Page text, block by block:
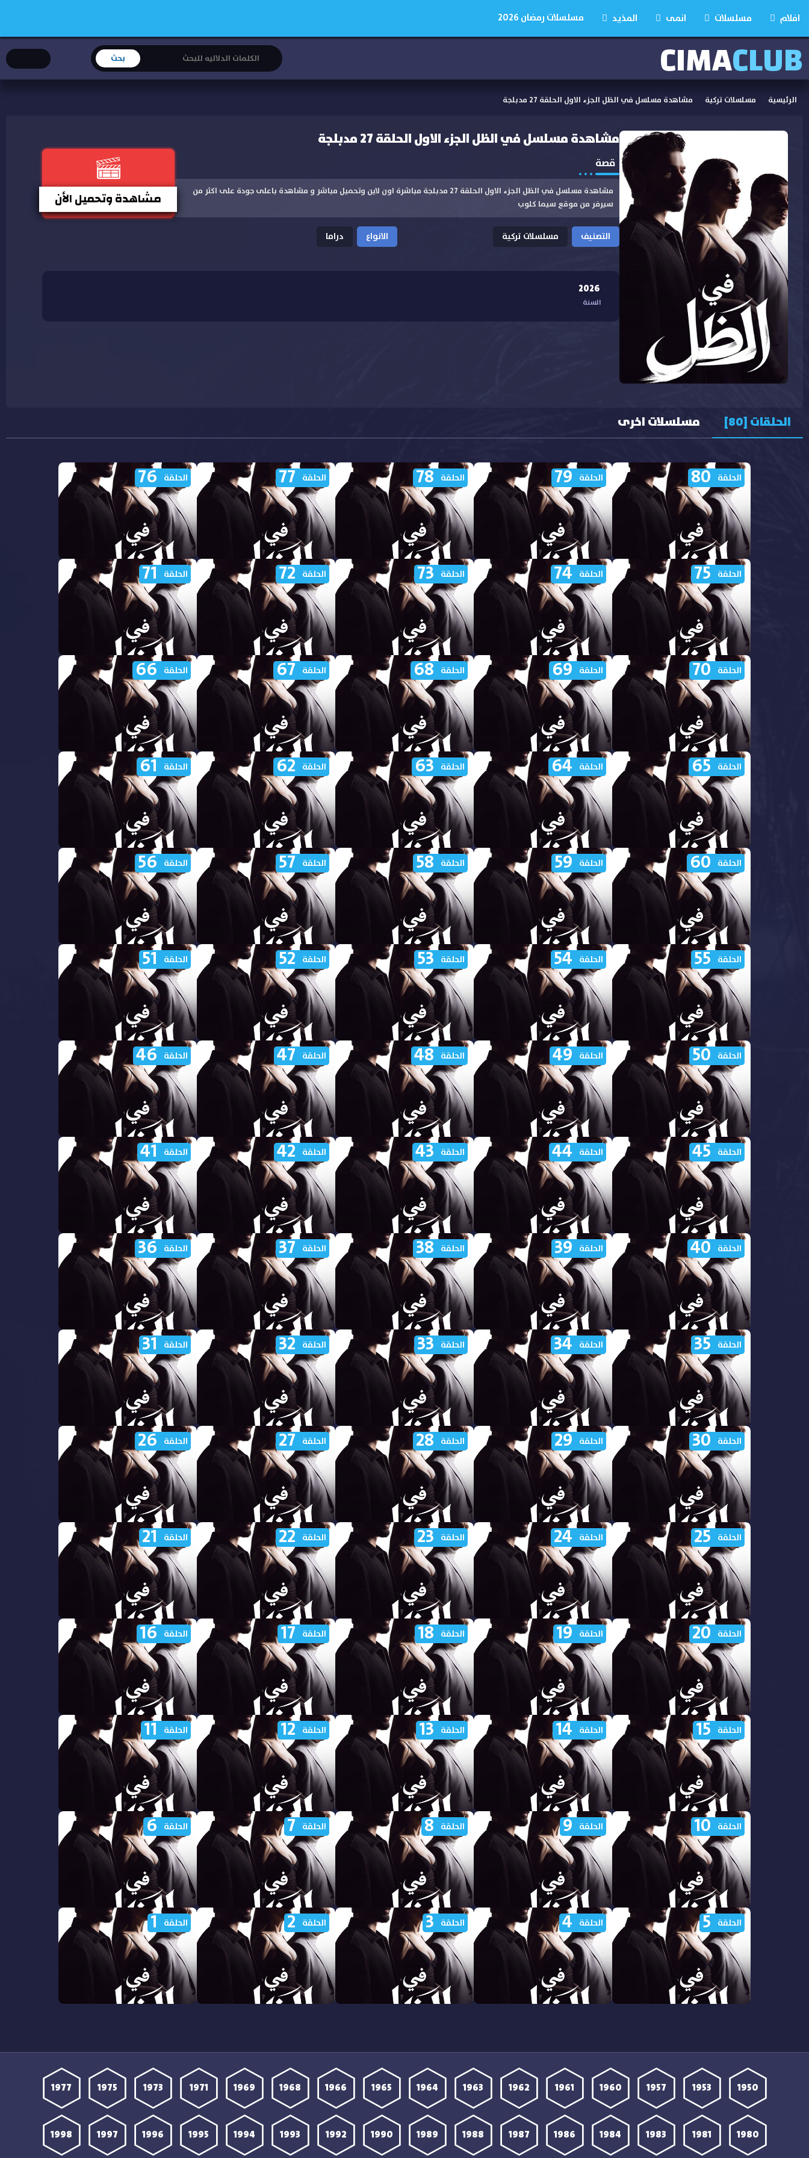
افلام مسلسلات انمى المذيد مسلسلات رمضان 2026
CIMACLUB
الرئيسية مسلسلات تركية مشاهدة مسلسل في الظل الجزء الاول الحلقة 27 مدبلجة
مشاهدة مسلسل في الظل الجزء الاول الحلقة 27 مدبلجة
قصة
مشاهدة مسلسل في الظل الجزء الاول الحلقة 27 مدبلجة مباشرة اون لاين وتحميل مباشر و مشاهدة باعلى جودة على اكثر من
سيرفر من موقع سيما كلوب
التصنيف مسلسلات تركية الانواع دراما
مشاهدة وتحميل الأن
2026
السنة
الحلقات [80] مسلسلات اخرى
مشاهدة مسلسل في الظل الجزء
الاول الحلقة 80 مدبلجة
الحلقة 80
مشاهدة مسلسل في الظل الجزء
الاول الحلقة 79 مدبلجة
الحلقة 79
مشاهدة مسلسل في الظل الجزء
الاول الحلقة 78 مدبلجة
الحلقة 78
مشاهدة مسلسل في الظل الجزء
الاول الحلقة 77 مدبلجة
الحلقة 77
مشاهدة مسلسل في الظل الجزء
الاول الحلقة 76 مدبلجة
الحلقة 76
مشاهدة مسلسل في الظل الجزء
الاول الحلقة 75 مدبلجة
الحلقة 75
مشاهدة مسلسل في الظل الجزء
الاول الحلقة 74 مدبلجة
الحلقة 74
مشاهدة مسلسل في الظل الجزء
الاول الحلقة 73 مدبلجة
الحلقة 73
مشاهدة مسلسل في الظل الجزء
الاول الحلقة 72 مدبلجة
الحلقة 72
مشاهدة مسلسل في الظل الجزء
الاول الحلقة 71 مدبلجة
الحلقة 71
مشاهدة مسلسل في الظل الجزء
الاول الحلقة 70 مدبلجة
الحلقة 70
مشاهدة مسلسل في الظل الجزء
الاول الحلقة 69 مدبلجة
الحلقة 69
مشاهدة مسلسل في الظل الجزء
الاول الحلقة 68 مدبلجة
الحلقة 68
مشاهدة مسلسل في الظل الجزء
الاول الحلقة 67 مدبلجة
الحلقة 67
مشاهدة مسلسل في الظل الجزء
الاول الحلقة 66 مدبلجة
الحلقة 66
مشاهدة مسلسل في الظل الجزء
الاول الحلقة 65 مدبلجة
الحلقة 65
مشاهدة مسلسل في الظل الجزء
الاول الحلقة 64 مدبلجة
الحلقة 64
مشاهدة مسلسل في الظل الجزء
الاول الحلقة 63 مدبلجة
الحلقة 63
مشاهدة مسلسل في الظل الجزء
الاول الحلقة 62 مدبلجة
الحلقة 62
مشاهدة مسلسل في الظل الجزء
الاول الحلقة 61 مدبلجة
الحلقة 61
مشاهدة مسلسل في الظل الجزء
الاول الحلقة 60 مدبلجة
الحلقة 60
مشاهدة مسلسل في الظل الجزء
الاول الحلقة 59 مدبلجة
الحلقة 59
مشاهدة مسلسل في الظل الجزء
الاول الحلقة 58 مدبلجة
الحلقة 58
مشاهدة مسلسل في الظل الجزء
الاول الحلقة 57 مدبلجة
الحلقة 57
مشاهدة مسلسل في الظل الجزء
الاول الحلقة 56 مدبلجة
الحلقة 56
مشاهدة مسلسل في الظل الجزء
الاول الحلقة 55 مدبلجة
الحلقة 55
مشاهدة مسلسل في الظل الجزء
الاول الحلقة 54 مدبلجة
الحلقة 54
مشاهدة مسلسل في الظل الجزء
الاول الحلقة 53 مدبلجة
الحلقة 53
مشاهدة مسلسل في الظل الجزء
الاول الحلقة 52 مدبلجة
الحلقة 52
مشاهدة مسلسل في الظل الجزء
الاول الحلقة 51 مدبلجة
الحلقة 51
مشاهدة مسلسل في الظل الجزء
الاول الحلقة 50 مدبلجة
الحلقة 50
مشاهدة مسلسل في الظل الجزء
الاول الحلقة 49 مدبلجة
الحلقة 49
مشاهدة مسلسل في الظل الجزء
الاول الحلقة 48 مدبلجة
الحلقة 48
مشاهدة مسلسل في الظل الجزء
الاول الحلقة 47 مدبلجة
الحلقة 47
مشاهدة مسلسل في الظل الجزء
الاول الحلقة 46 مدبلجة
الحلقة 46
مشاهدة مسلسل في الظل الجزء
الاول الحلقة 45 مدبلجة
الحلقة 45
مشاهدة مسلسل في الظل الجزء
الاول الحلقة 44 مدبلجة
الحلقة 44
مشاهدة مسلسل في الظل الجزء
الاول الحلقة 43 مدبلجة
الحلقة 43
مشاهدة مسلسل في الظل الجزء
الاول الحلقة 42 مدبلجة
الحلقة 42
مشاهدة مسلسل في الظل الجزء
الاول الحلقة 41 مدبلجة
الحلقة 41
مشاهدة مسلسل في الظل الجزء
الاول الحلقة 40 مدبلجة
الحلقة 40
مشاهدة مسلسل في الظل الجزء
الاول الحلقة 39 مدبلجة
الحلقة 39
مشاهدة مسلسل في الظل الجزء
الاول الحلقة 38 مدبلجة
الحلقة 38
مشاهدة مسلسل في الظل الجزء
الاول الحلقة 37 مدبلجة
الحلقة 37
مشاهدة مسلسل في الظل الجزء
الاول الحلقة 36 مدبلجة
الحلقة 36
مشاهدة مسلسل في الظل الجزء
الاول الحلقة 35 مدبلجة
الحلقة 35
مشاهدة مسلسل في الظل الجزء
الاول الحلقة 34 مدبلجة
الحلقة 34
مشاهدة مسلسل في الظل الجزء
الاول الحلقة 33 مدبلجة
الحلقة 33
مشاهدة مسلسل في الظل الجزء
الاول الحلقة 32 مدبلجة
الحلقة 32
مشاهدة مسلسل في الظل الجزء
الاول الحلقة 31 مدبلجة
الحلقة 31
مشاهدة مسلسل في الظل الجزء
الاول الحلقة 30 مدبلجة
الحلقة 30
مشاهدة مسلسل في الظل الجزء
الاول الحلقة 29 مدبلجة
الحلقة 29
مشاهدة مسلسل في الظل الجزء
الاول الحلقة 28 مدبلجة
الحلقة 28
مشاهدة مسلسل في الظل الجزء
الاول الحلقة 27 مدبلجة
الحلقة 27
مشاهدة مسلسل في الظل الجزء
الاول الحلقة 26 مدبلجة
الحلقة 26
مشاهدة مسلسل في الظل الجزء
الاول الحلقة 25 مدبلجة
الحلقة 25
مشاهدة مسلسل في الظل الجزء
الاول الحلقة 24 مدبلجة
الحلقة 24
مشاهدة مسلسل في الظل الجزء
الاول الحلقة 23 مدبلجة
الحلقة 23
مشاهدة مسلسل في الظل الجزء
الاول الحلقة 22 مدبلجة
الحلقة 22
مشاهدة مسلسل في الظل الجزء
الاول الحلقة 21 مدبلجة
الحلقة 21
مشاهدة مسلسل في الظل الجزء
الاول الحلقة 20 مدبلجة
الحلقة 20
مشاهدة مسلسل في الظل الجزء
الاول الحلقة 19 مدبلجة
الحلقة 19
مشاهدة مسلسل في الظل الجزء
الاول الحلقة 18 مدبلجة
الحلقة 18
مشاهدة مسلسل في الظل الجزء
الاول الحلقة 17 مدبلجة
الحلقة 17
مشاهدة مسلسل في الظل الجزء
الاول الحلقة 16 مدبلجة
الحلقة 16
مشاهدة مسلسل في الظل الجزء
الاول الحلقة 15 مدبلجة
الحلقة 15
مشاهدة مسلسل في الظل الجزء
الاول الحلقة 14 مدبلجة
الحلقة 14
مشاهدة مسلسل في الظل الجزء
الاول الحلقة 13 مدبلجة
الحلقة 13
مشاهدة مسلسل في الظل الجزء
الاول الحلقة 12 مدبلجة
الحلقة 12
مشاهدة مسلسل في الظل الجزء
الاول الحلقة 11 مدبلجة
الحلقة 11
مشاهدة مسلسل في الظل الجزء
الاول الحلقة 10 مدبلجة
الحلقة 10
مشاهدة مسلسل في الظل الجزء
الاول الحلقة 9 مدبلجة
الحلقة 9
مشاهدة مسلسل في الظل الجزء
الاول الحلقة 8 مدبلجة
الحلقة 8
مشاهدة مسلسل في الظل الجزء
الاول الحلقة 7 مدبلجة
الحلقة 7
مشاهدة مسلسل في الظل الجزء
الاول الحلقة 6 مدبلجة
الحلقة 6
الحلقة 5 الحلقة 4 الحلقة 3 الحلقة 2 الحلقة 1
1950
1953
1957
1960
1961
1962
1963
1964
1965
1966
1968
1969
1971
1973
1975
1977
1980
1981
1983
1984
1986
1987
1988
1989
1990
1992
1993
1994
1995
1996
1997
1998